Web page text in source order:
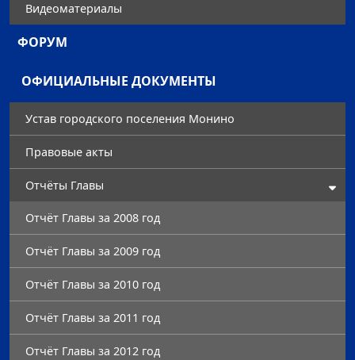
Видеоматериалы
ФОРУМ
ОФИЦИАЛЬНЫЕ ДОКУМЕНТЫ
Устав городского поселения Монино
Правовые акты
Отчёты Главы
Отчёт Главы за 2008 год
Отчёт Главы за 2009 год
Отчёт Главы за 2010 год
Отчёт Главы за 2011 год
Отчёт Главы за 2012 год